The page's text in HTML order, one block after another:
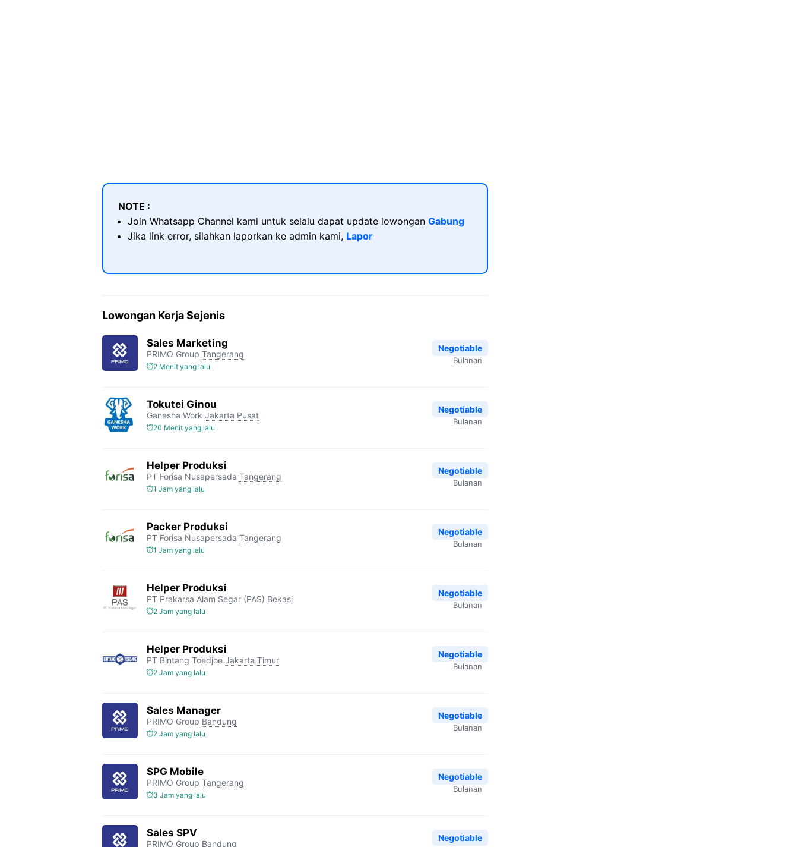
NOTE :
Join Whatsapp Channel kami untuk selalu dapat update lowongan Gabung
Jika link error, silahkan laporkan ke admin kami, Lapor
Lowongan Kerja Sejenis
Sales Marketing
PRIMO Group Tangerang
2 Menit yang lalu
Negotiable
Bulanan
Tokutei Ginou
Ganesha Work Jakarta Pusat
20 Menit yang lalu
Negotiable
Bulanan
Helper Produksi
PT Forisa Nusapersada Tangerang
1 Jam yang lalu
Negotiable
Bulanan
Packer Produksi
PT Forisa Nusapersada Tangerang
1 Jam yang lalu
Negotiable
Bulanan
Helper Produksi
PT Prakarsa Alam Segar (PAS) Bekasi
2 Jam yang lalu
Negotiable
Bulanan
Helper Produksi
PT Bintang Toedjoe Jakarta Timur
2 Jam yang lalu
Negotiable
Bulanan
Sales Manager
PRIMO Group Bandung
2 Jam yang lalu
Negotiable
Bulanan
SPG Mobile
PRIMO Group Tangerang
3 Jam yang lalu
Negotiable
Bulanan
Sales SPV
PRIMO Group Bandung
Negotiable